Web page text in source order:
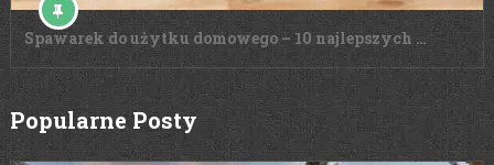
Spawarek do użytku domowego – 10 najlepszych …
Popularne Posty